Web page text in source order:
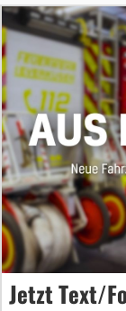
Jetzt Text/